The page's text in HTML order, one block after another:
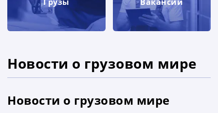
Новости о грузовом мире
Новости о грузовом мире